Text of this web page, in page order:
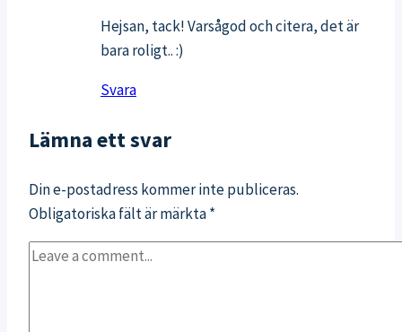
Hejsan, tack! Varsågod och citera, det är
bara roligt.. :)
Svara
Lämna ett svar
Din e-postadress kommer inte publiceras.
Obligatoriska fält är märkta*